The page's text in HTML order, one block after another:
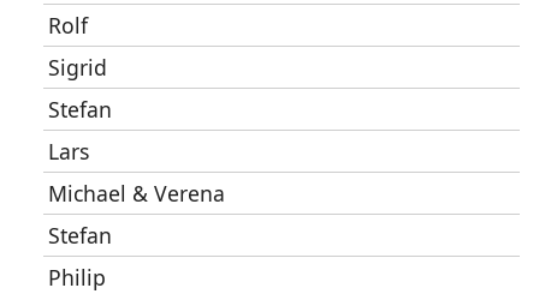
Rolf
Sigrid
Stefan
Lars
Michael & Verena
Stefan
Philip